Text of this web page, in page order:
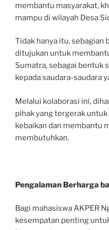
membantu masyarakat,
mampu di wilayah Desa
Tidak hanya itu, sebagian
ditujukan untuk
Sumatra, sebagai bentuk
kepada saudara-saudara
Melalui kolaborasi ini,
pihak yang tergerak
kebaikan dan membantu
membutuhkan.
Pengalaman Berharga
Bagi mahasiswa AKPER
kesempatan penting